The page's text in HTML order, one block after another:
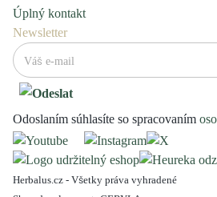
Úplný kontakt
Newsletter
Odoslaním súhlasíte so spracovaním
Herbalus.cz - Všetky práva vyhradené